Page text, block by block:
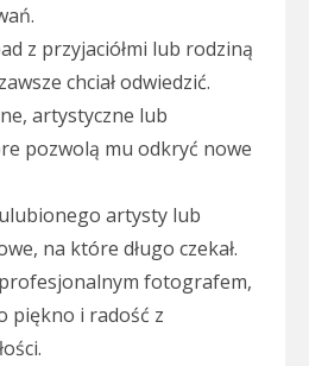
z przyjaciółmi lub rodziną
chciał odwiedzić.
artystyczne lub
pozwolą mu odkryć nowe
artysty lub
na które długo czekał.
fotografem,
piękno i radość z